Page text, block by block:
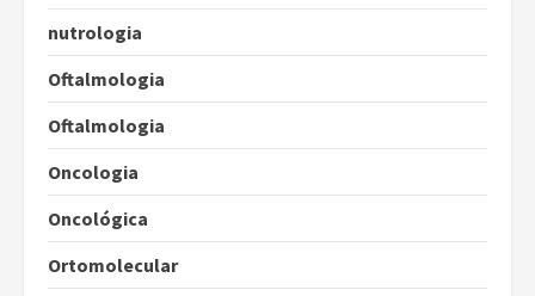
nutrologia
Oftalmologia
Oftalmologia
Oncologia
Oncológica
Ortomolecular